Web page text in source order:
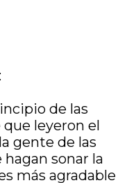
de las
que leyeron el
gente de las
hagan sonar la
más agradable